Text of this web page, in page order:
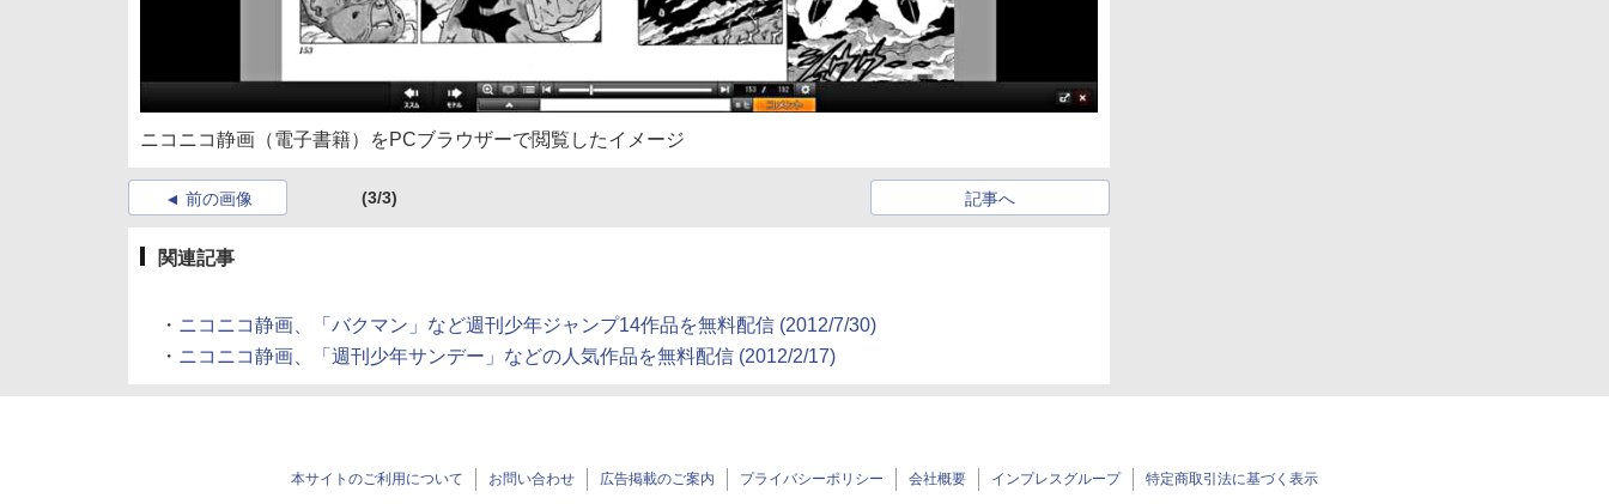
ニコニコ静画（電子書籍）をPCブラウザーで閲覧したイメージ
前の画像 (3/3) 記事へ
関連記事
・ ニコニコ静画、「バクマン」など週刊少年ジャンプ14作品を無料配信 (2012/7/30)
・ ニコニコ静画、「週刊少年サンデー」などの人気作品を無料配信 (2012/2/17)
本サイトのご利用について お問い合わせ 広告掲載のご案内 プライバシーポリシー 会社概要 インプレスグループ 特定商取引法に基づく表示